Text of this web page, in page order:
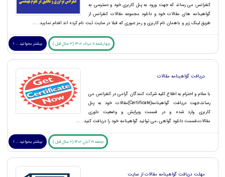
کنفرانس می رساند که جهت ورود به پنل کاربری خود و دسترسی به
گواهینامه های مقالات خود و دانلود مجموعه مقالات کنفرانس از
طریق لینک زیر و باهمان نام کاربری و رمز عبوری که قبلا در سایت ثبت نام کرده اند اقدام نمایید. ...
چهارشنبه 11 مرداد 1402 (3 سال قبل ) بیشتر بخوانید ... !
دریافت گواهینامه مقالات
با سلام و احترام به اطلاع کلیه شرکت کنندگان گرامی در کنفرانس می
رساند،جهت دریافت گواهینامه(Certificate)مقالات خود به پنل
کاربری وارد شده و در قسمت ویرایش و وضعیت داوری
مقالات،قسمت دانلود گواهی ،می توانید گواهینامه خود را دریافت کنید. ...
جمعه 19 آبان 1402 (2 سال قبل ) بیشتر بخوانید ... !
مهلت دریافت گواهینامه مقالات از سایت